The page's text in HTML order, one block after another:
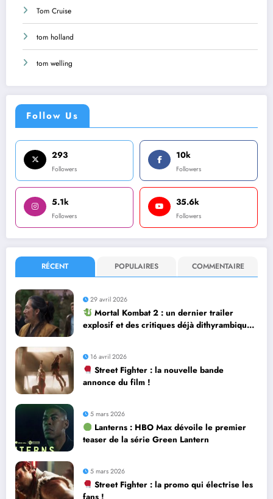
Tom Cruise
tom holland
tom welling
Follow Us
293
Followers
10k
Followers
5.1k
Followers
35.6k
Followers
RÉCENT POPULAIRES COMMENTAIRE
29 avril 2026
Mortal Kombat 2 : un dernier trailer
explosif et des critiques déjà dithyrambiques
16 avril 2026
Street Fighter : la nouvelle bande
annonce du film !
5 mars 2026
Lanterns : HBO Max dévoile le premier
teaser de la série Green Lantern
5 mars 2026
Street Fighter : la promo qui électrise les